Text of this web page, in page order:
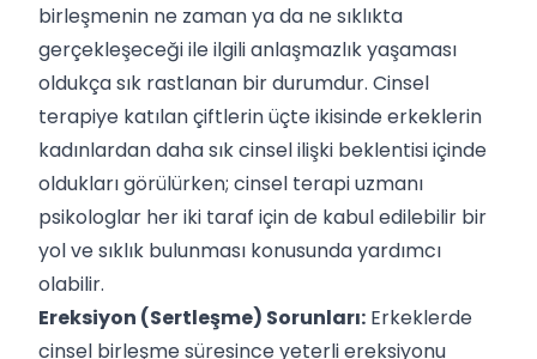
birleşmenin ne zaman ya da ne sıklıkta
gerçekleşeceği ile ilgili anlaşmazlık yaşaması
oldukça sık rastlanan bir durumdur. Cinsel
terapiye katılan çiftlerin üçte ikisinde erkeklerin
kadınlardan daha sık cinsel ilişki beklentisi içinde
oldukları görülürken; cinsel terapi uzmanı
psikologlar her iki taraf için de kabul edilebilir bir
yol ve sıklık bulunması konusunda yardımcı
olabilir.
Ereksiyon (Sertleşme) Sorunları: Erkeklerde
cinsel birleşme süresince yeterli ereksiyonu